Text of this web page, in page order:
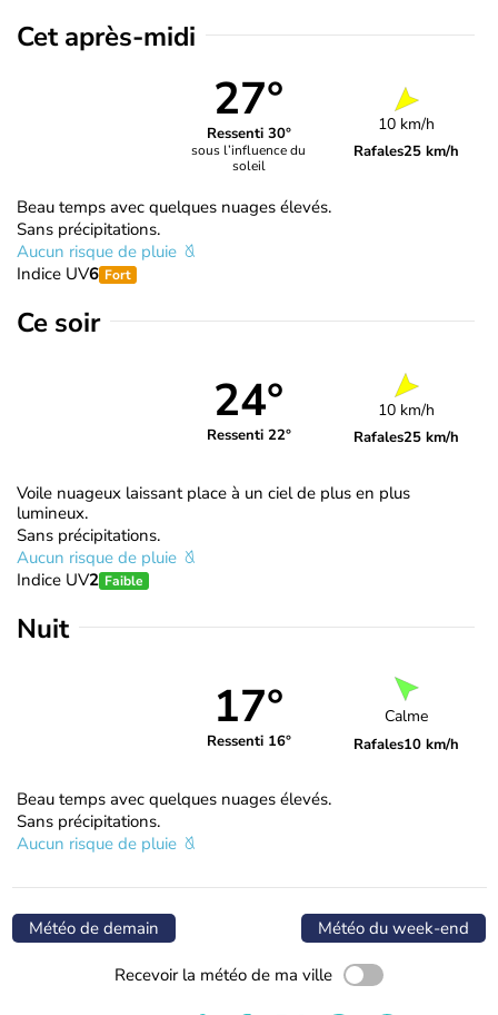
Cet après-midi
27°
Ressenti 30°
sous l’influence du
soleil
10 km/h
Rafales25 km/h
Beau temps avec quelques nuages élevés.
Sans précipitations.
Aucun risque de pluie
Indice UV6 Fort
Ce soir
24°
Ressenti 22°
10 km/h
Rafales25 km/h
Voile nuageux laissant place à un ciel de plus en plus
lumineux.
Sans précipitations.
Aucun risque de pluie
Indice UV2 Faible
Nuit
17°
Ressenti 16°
Calme
Rafales10 km/h
Beau temps avec quelques nuages élevés.
Sans précipitations.
Aucun risque de pluie
Météo de demain Météo du week-end
Recevoir la météo de ma ville